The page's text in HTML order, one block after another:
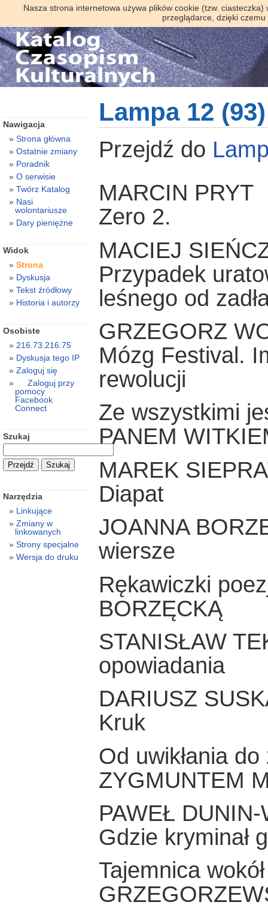
Nasza strona internetowa używa plików cookie (tzw.
przeglądarce, dzięki
Lampa 12
Przejdź do
MARCIN PRYT
Zero 2.
MACIEJ
Przypadek
leśnego od
GRZEGORZ
Mózg Festival.
rewolucji
Ze wszystkimi
PANEM
MAREK
Diapat
JOANNA
wiersze
Rękawiczki
BORZĘCKĄ
STANISŁAW
opowiadania
DARIUSZ
Kruk
Od uwikłania
ZYGMUNTEM
PAWEŁ
Gdzie kryminał
Tajemnica
Nawigacja
Strona główna
Ostatnie zmiany
Poradnik
O serwisie
Twórz Katalog
Nasi
wolontariusze
Dary pieniężne
Widok
Strona
Dyskusja
Tekst źródłowy
Historia i autorzy
Osobiste
216.73.216.75
Dyskusja tego IP
Zaloguj się
Zaloguj przy
pomocy
Facebook
Connect
Szukaj
Narzędzia
Linkujące
Zmiany w
linkowanych
Strony specjalne
Wersja do druku